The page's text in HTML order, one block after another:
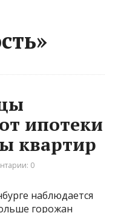
ипотеки
квартир
0
наблюдается
горожан